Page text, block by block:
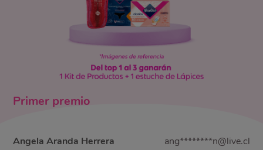
Primer premio
Angela Aranda Herrera ang********n@live.cl